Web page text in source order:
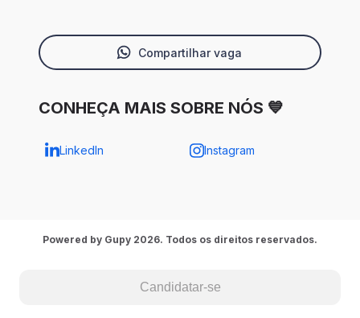
Compartilhar vaga
CONHEÇA MAIS SOBRE NÓS 💙
LinkedIn Instagram
Candidatar-se
Powered by Gupy 2026. Todos os direitos reservados.